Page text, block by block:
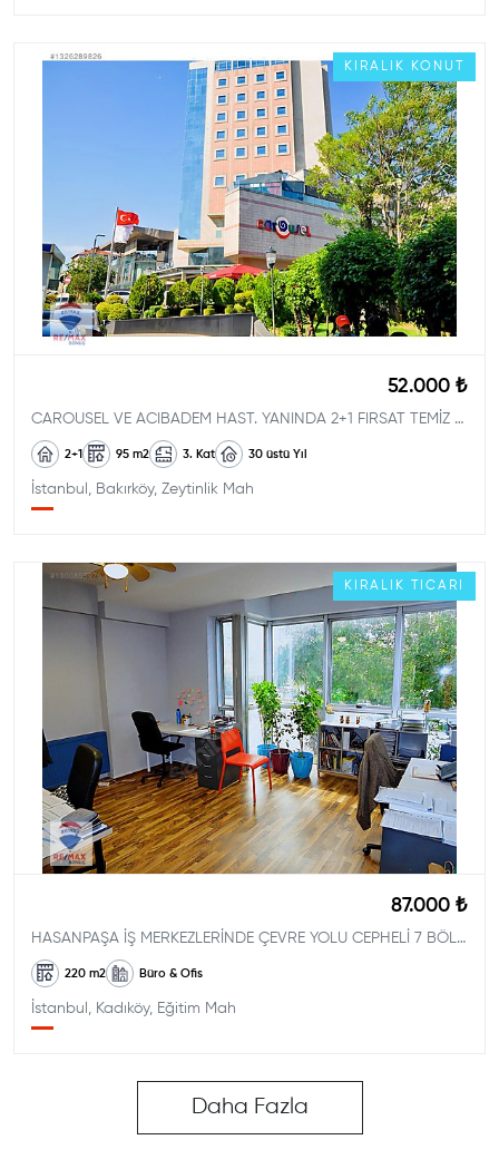
KIRALIK KONUT
52.000 ₺
CAROUSEL VE ACIBADEM HAST. YANINDA 2+1 FIRSAT TEMİZ DAİRE
2+1 95 m2 3. Kat 30 üstü Yıl
İstanbul, Bakırköy, Zeytinlik Mah
KIRALIK TICARI
87.000 ₺
HASANPAŞA İŞ MERKEZLERİNDE ÇEVRE YOLU CEPHELİ 7 BÖLÜMLÜ 220m2
220 m2 Büro & Ofis
İstanbul, Kadıköy, Eğitim Mah
Daha Fazla